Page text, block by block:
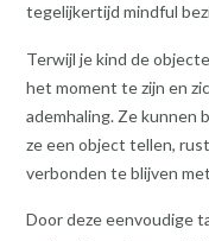
tegelijkertijd mindful
Terwijl je kind de
het moment te zijn en
ademhaling. Ze kunnen
ze een object tellen,
verbonden te blijven
Door deze eenvoudige